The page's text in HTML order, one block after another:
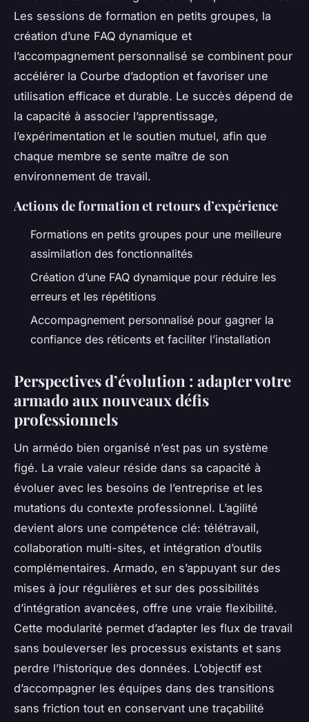
Les sessions de formation en petits groupes, la
création d’une FAQ dynamique et
l’accompagnement personnalisé se combinent pour
accélérer la Courbe d’adoption et favoriser une
utilisation efficace et durable. Le succès dépend de
la capacité à associer l’apprentissage,
l’expérimentation et le soutien mutuel, afin que
chaque membre se sente maître de son
environnement de travail.
Actions de formation et retours d’expérience
Formations en petits groupes pour une meilleure
assimilation des fonctionnalités
Création d’une FAQ dynamique pour réduire les
erreurs et les répétitions
Accompagnement personnalisé pour gagner la
confiance des réticents et faciliter l’installation
Perspectives d’évolution : adapter votre
armado aux nouveaux défis
professionnels
Un armédo bien organisé n’est pas un système
figé. La vraie valeur réside dans sa capacité à
évoluer avec les besoins de l’entreprise et les
mutations du contexte professionnel. L’agilité
devient alors une compétence clé: télétravail,
collaboration multi-sites, et intégration d’outils
complémentaires. Armado, en s’appuyant sur des
mises à jour régulières et sur des possibilités
d’intégration avancées, offre une vraie flexibilité.
Cette modularité permet d’adapter les flux de travail
sans bouleverser les processus existants et sans
perdre l’historique des données. L’objectif est
d’accompagner les équipes dans des transitions
sans friction tout en conservant une traçabilité